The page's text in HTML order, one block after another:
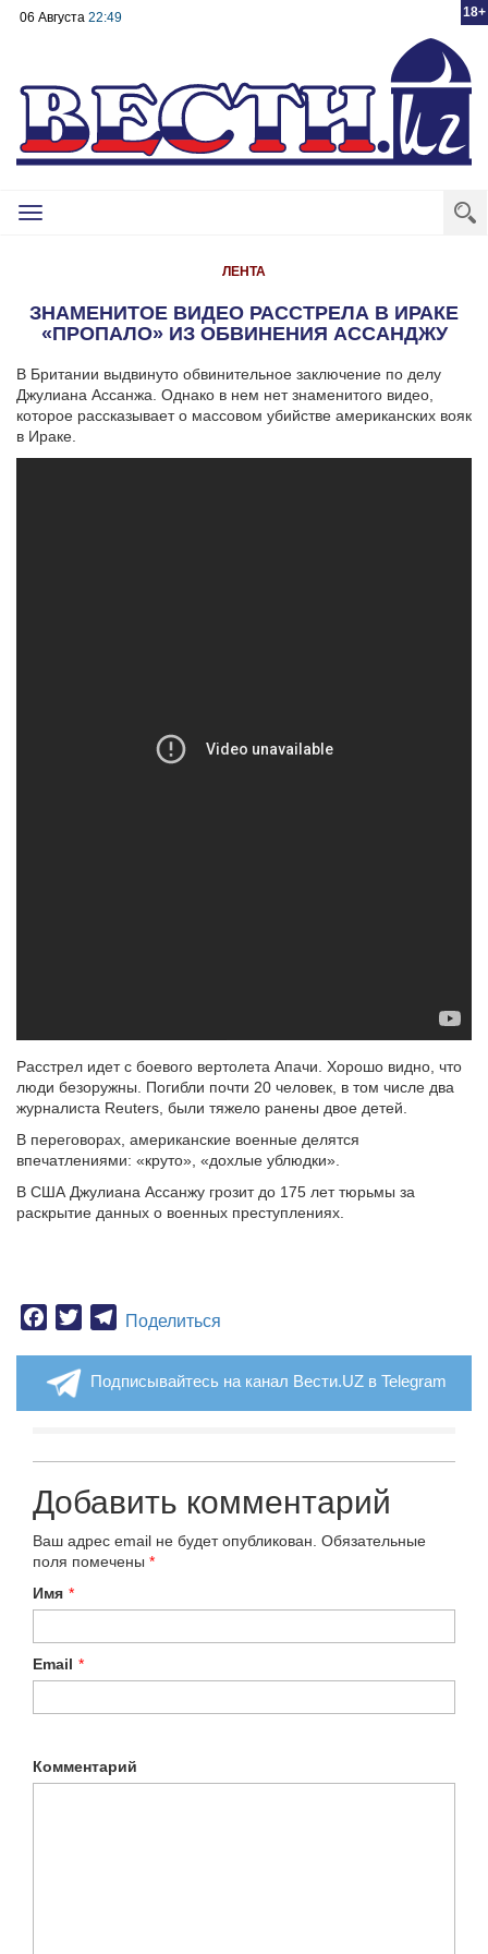
18+
06 Августа 22:49
Toggle
ЛЕНТА
ЗНАМЕНИТОЕ ВИДЕО РАССТРЕЛА В ИРАКЕ
«ПРОПАЛО» ИЗ ОБВИНЕНИЯ АССАНДЖУ
В Британии выдвинуто обвинительное заключение по делу
Джулиана Ассанжа. Однако в нем нет знаменитого видео,
которое рассказывает о массовом убийстве американских вояк
в Ираке.
Расстрел идет с боевого вертолета Апачи. Хорошо видно, что
люди безоружны. Погибли почти 20 человек, в том числе два
журналиста Reuters, были тяжело ранены двое детей.
В переговорах, американские военные делятся
впечатлениями: «круто», «дохлые ублюдки».
В США Джулиана Ассанжу грозит до 175 лет тюрьмы за
раскрытие данных о военных преступлениях.
Facebook
TwitterTelegram
Поделиться
Подписывайтесь на канал Вести.UZ в Telegram
Добавить комментарий
Ваш адрес email не будет опубликован. Обязательные
поля помечены *
Имя *
Email *
Комментарий